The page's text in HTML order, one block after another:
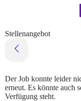
Stellenangebot
Der Job konnte leider
erneut. Es könnte auch
Verfügung steht.